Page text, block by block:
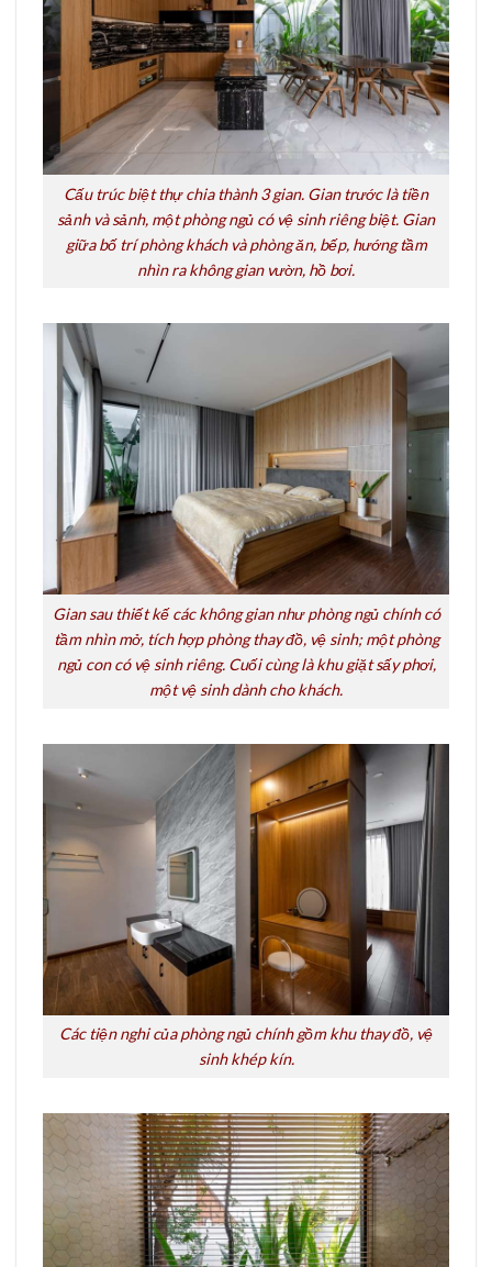
Cấu trúc biệt thự chia thành 3 gian. Gian trước là tiền
sảnh và sảnh, một phòng ngủ có vệ sinh riêng biệt. Gian
giữa bố trí phòng khách và phòng ăn, bếp, hướng tầm
nhìn ra không gian vườn, hồ bơi.
Gian sau thiết kế các không gian như phòng ngủ chính có
tầm nhìn mở, tích hợp phòng thay đồ, vệ sinh; một phòng
ngủ con có vệ sinh riêng. Cuối cùng là khu giặt sấy phơi,
một vệ sinh dành cho khách.
Các tiện nghi của phòng ngủ chính gồm khu thay đồ, vệ
sinh khép kín.